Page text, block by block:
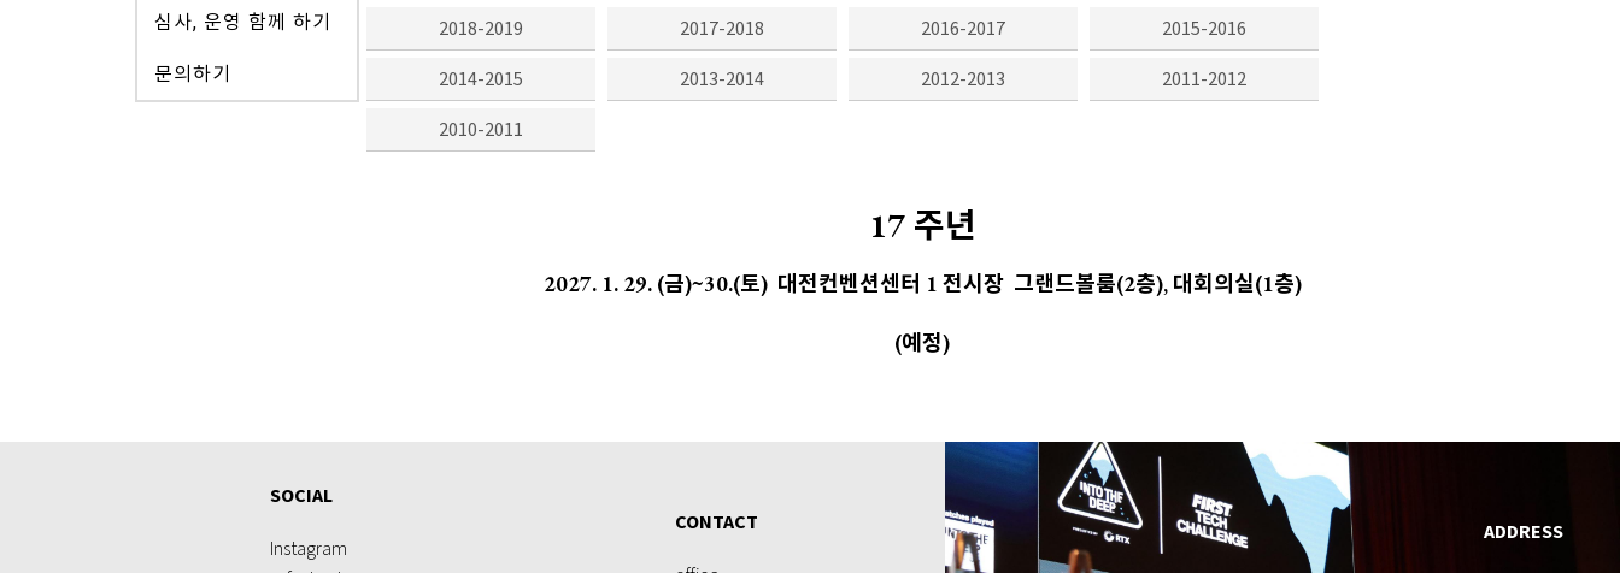
심사, 운영 함께 하기
문의하기
2018-2019
2017-2018 2016-2017
2015-2016
2014-2015
2013-2014 2012-2013
2011-2012
2010-2011
17 주년
2027. 1. 29. (금)~30.(토) 대전컨벤션센터 1 전시장 그랜드볼룸(2층), 대회의실(1층)
(예정)
SOCIAL
Instagram
CONTACT ADDRESS